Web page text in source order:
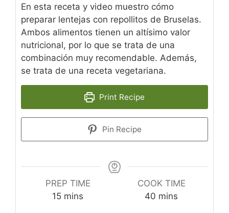
En esta receta y video muestro cómo
preparar lentejas con repollitos de Bruselas.
Ambos alimentos tienen un altísimo valor
nutricional, por lo que se trata de una
combinación muy recomendable. Además,
se trata de una receta vegetariana.
Print Recipe
Pin Recipe
PREP TIME
15minutes
mins
COOK TIME
40 minutes
mins